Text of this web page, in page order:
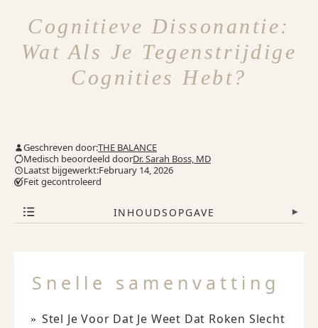
Cognitieve Dissonantie:
Wat Als Je Tegenstrijdige
Cognities Hebt?
Geschreven door:THE BALANCE
Medisch beoordeeld doorDr. Sarah Boss, MD
Laatst bijgewerkt:February 14, 2026
Feit gecontroleerd
INHOUDSOPGAVE ▾
Snelle samenvatting
Stel Je Voor Dat Je Weet Dat Roken Slecht